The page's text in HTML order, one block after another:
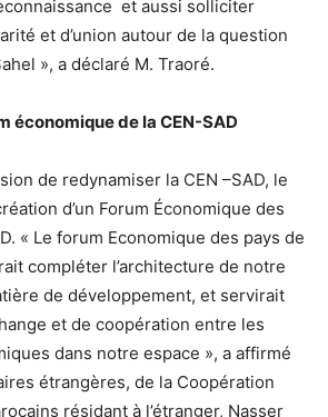
et aussi solliciter
et d’union autour de la question
», a déclaré M. Traoré.
économique de la CEN-SAD
de redynamiser la CEN –SAD, le
d’un Forum Économique des
« Le forum Economique des pays de
compléter l’architecture de notre
de développement, et servirait
et de coopération entre les
dans notre espace », a affirmé
étrangères, de la Coopération
résidant à l’étranger, Nasser